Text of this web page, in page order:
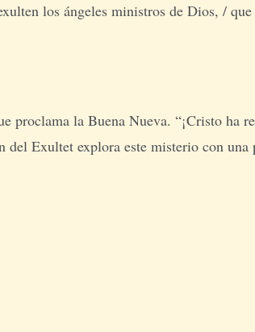
los ángeles ministros de Dios, /
proclama la Buena Nueva. “¡Cristo ha
Exultet explora este misterio con